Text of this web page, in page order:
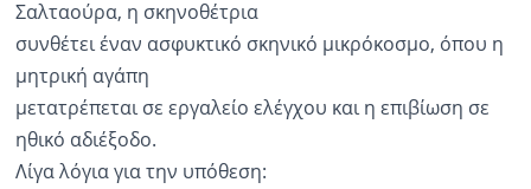
Σαλταούρα, η σκηνοθέτρια
συνθέτει έναν ασφυκτικό σκηνικό μικρόκοσμο, όπου η
μητρική αγάπη
μετατρέπεται σε εργαλείο ελέγχου και η επιβίωση σε
ηθικό αδιέξοδο.
Λίγα λόγια για την υπόθεση: